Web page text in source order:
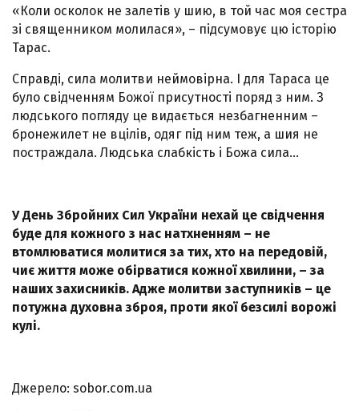
«Коли осколок не залетів у шию, в той час моя сестра
зі священником молилася», – підсумовує цю історію
Тарас.
Справді, сила молитви неймовірна. І для Тараса це
було свідченням Божої присутності поряд з ним. З
людського погляду це видається незбагненним –
бронежилет не вцілів, одяг під ним теж, а шия не
постраждала. Людська слабкість і Божа сила…
У День Збройних Сил України нехай це свідчення
буде для кожного з нас натхненням – не
втомлюватися молитися за тих, хто на передовій,
чиє життя може обірватися кожної хвилини, – за
наших захисників. Адже молитви заступників – це
потужна духовна зброя, проти якої безсилі ворожі
кулі.
Джерело: sobor.com.ua